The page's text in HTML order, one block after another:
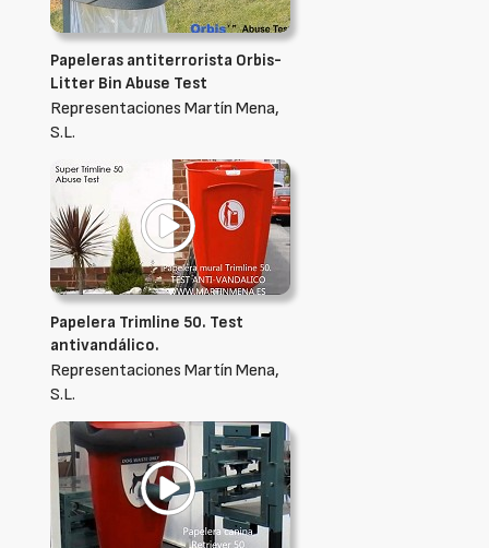
Papeleras antiterrorista Orbis-
Litter Bin Abuse Test
Representaciones Martín Mena,
S.L.
Papelera Trimline 50. Test
antivandálico.
Representaciones Martín Mena,
S.L.